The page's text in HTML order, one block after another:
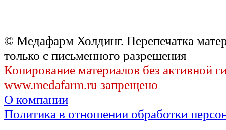
© Медафарм Холдинг. Перепечатка
только с письменного разрешения
Копирование материалов без активной
www.medafarm.ru запрещено
О компании
Политика в отношении обработки